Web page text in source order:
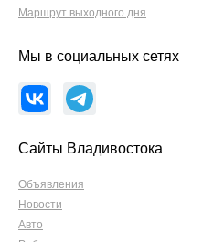
Маршрут выходного дня
Мы в социальных сетях
Сайты Владивостока
Объявления
Новости
Авто